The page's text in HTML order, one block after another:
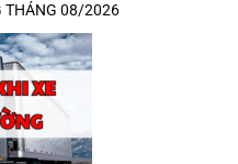
THÁNG 08/2026